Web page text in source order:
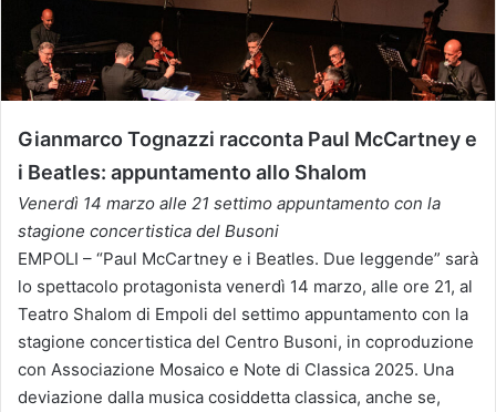
Gianmarco Tognazzi racconta Paul McCartney e
i Beatles: appuntamento allo Shalom
Venerdì 14 marzo alle 21 settimo appuntamento con la
stagione concertistica del Busoni
EMPOLI – “Paul McCartney e i Beatles. Due leggende” sarà
lo spettacolo protagonista venerdì 14 marzo, alle ore 21, al
Teatro Shalom di Empoli del settimo appuntamento con la
stagione concertistica del Centro Busoni, in coproduzione
con Associazione Mosaico e Note di Classica 2025. Una
deviazione dalla musica cosiddetta classica, anche se,